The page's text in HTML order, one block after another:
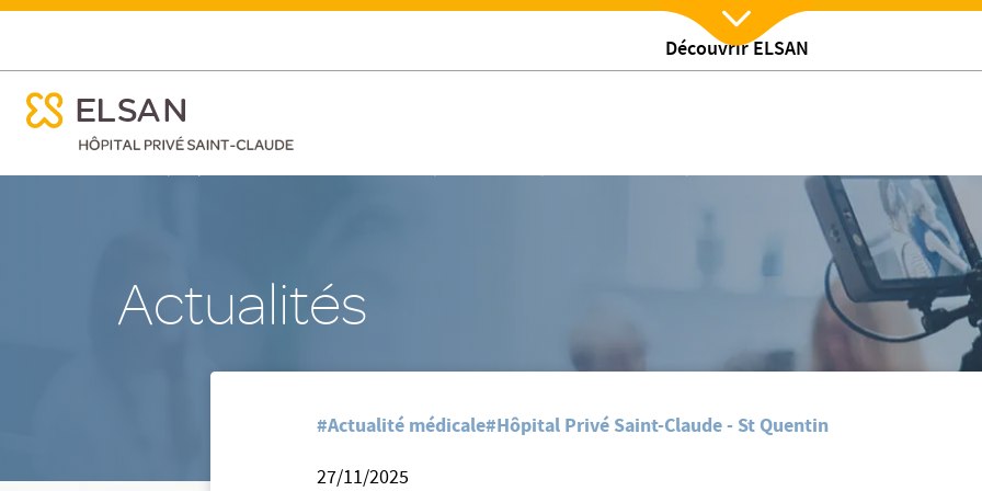
au
Découvrir ELSAN
Semaine du Handicap : retour sur les actions
menu mobile
Nx:Afficher menu
menu mobile
Actualités
Accueil/Hôpital Privé Saint-Claude - St Quentin/Nos actualites/Semaine du Handicap : retour sur les actions
#Actualité médicale#Hôpital Privé Saint-Claude - St Quentin
27/11/2025